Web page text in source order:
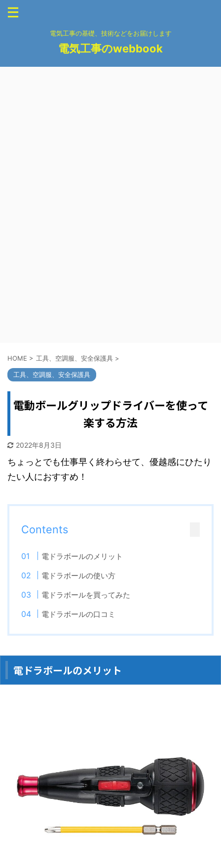
電気工事の基礎、技術などをお届けします
電気工事のwebbook
HOME > 工具、空調服、安全保護具 >
工具、空調服、安全保護具
電動ボールグリップドライバーを使って
楽する方法
2022年8月3日
ちょっとでも仕事早く終わらせて、優越感にひたり
たい人におすすめ！
Contents
電ドラボールのメリット
電ドラボールの使い方
電ドラボールを買ってみた
電ドラボールの口コミ
電ドラボールのメリット